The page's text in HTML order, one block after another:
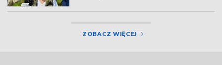
ZOBACZ WIĘCEJ